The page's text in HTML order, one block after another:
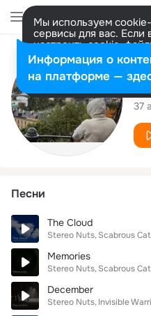
Мы используем
сервисы для вас. Если
настроить cookie-
представитель.
Разрешить все
37
Песни
The Cloud
Stereo Nuts Scabrous Cat
Memories
Stereo Nuts Scabrous Cat
December
Stereo Nuts Invisible
Информация о
на платформе —